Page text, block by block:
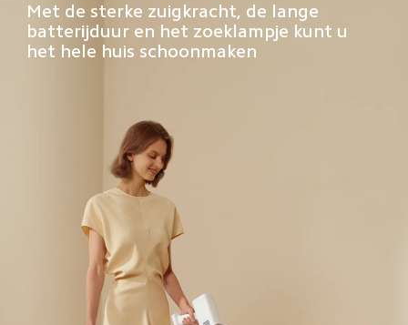
Met de sterke zuigkracht, de lange
batterijduur en het zoeklampje kunt u
het hele huis schoonmaken